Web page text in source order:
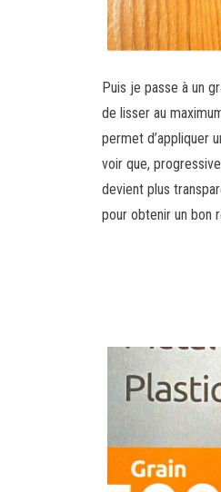
Puis je passe à un
de lisser au
permet d’appliquer
voir que,
devient plus
pour obtenir un bon